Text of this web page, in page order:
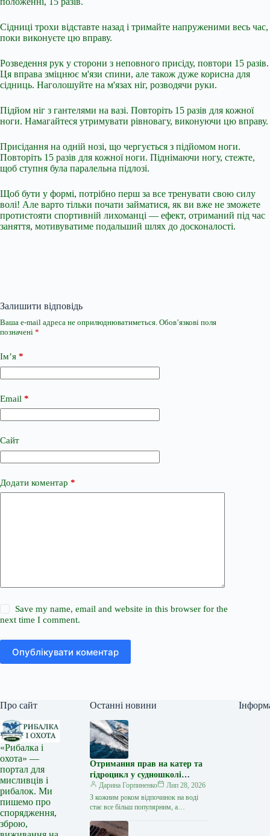
Сідниці трохи відставте назад і тримайте напруженими весь час,
поки виконуєте цю вправу.
Розведення рук у сторони з неповного присіду, повтори 15 разів.
Ця вправа зміцнює м'язи спини, але також дуже корисна для
сідниць. Наголошуйте на м'язах ніг, розводячи руки.
Підйом ніг з гантелями на вазі. Повторіть 15 разів для кожної
ноги. Намагайтеся утримувати рівновагу, виконуючи цю вправу.
Присідання на одній нозі, що чергується з підйомом ноги.
Повторіть 15 разів для кожної ноги. Піднімаючи ногу, стежте,
щоб ступня була паралельна підлозі.
Щоб бути у формі, потрібно перш за все тренувати свою силу
волі! Але варто тільки почати займатися, як ви вже не зможете
протистояти спортивній лихоманці — ефект, отриманий під час
заняття, мотивуватиме подальший шлях до досконалості.
Залишити відповідь
Ваша e-mail адреса не оприлюднюватиметься. Обов’язкові поля
позначені *
Ім’я *
Email *
Сайт
Додати коментар *
Save my name, email and website in this browser for the
next time I comment.
Опублікувати коментар
Про сайт
«Рибалка і
охота» —
портал для
мисливців і
рибалок. Ми
пишемо про
спорядження,
зброю,
Останні новини
Отримання прав на катер та
гідроцикл у судношколі
«Либідь-А»: від теорії до
іспиту
Дарина Горпиненко
Лип 28, 2026
З кожним роком відпочинок на воді
стає все більш популярним, а
чи гідроциклом відкриває нові